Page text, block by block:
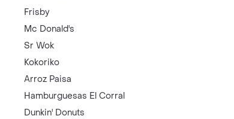
Frisby
Mc Donald's
Sr Wok
Kokoriko
Arroz Paisa
Hamburguesas El Corral
Dunkin' Donuts